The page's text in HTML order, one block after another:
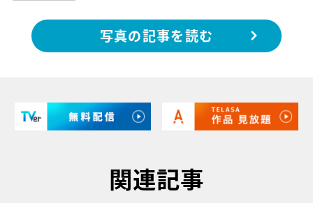
写真の記事を読む
関連記事